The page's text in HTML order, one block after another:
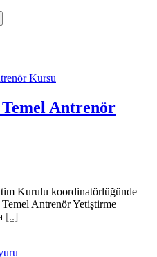
Antrenör
Kurulu koordinatörlüğünde
Antrenör Yetiştirme
[..]